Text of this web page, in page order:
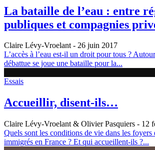
La bataille de l’eau : entre
publiques et compagnies
Claire Lévy-Vroelant- 26 juin 2017
L’accès à l’eau est-il un droit pour tous ?
débattue se joue une bataille pour la...
Essais
Accueillir, disent-ils…
Claire Lévy-Vroelant & Olivier Pasquiers - 12
Quels sont les conditions de vie dans les foyers
immigrés en France ? Et qui accueillent-ils ?...